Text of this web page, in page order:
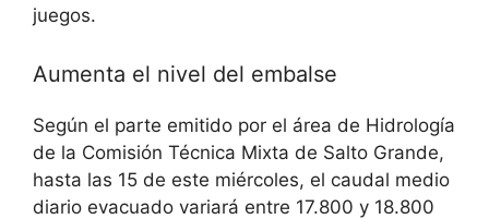
juegos.
Aumenta el nivel del embalse
Según el parte emitido por el área de Hidrología
de la Comisión Técnica Mixta de Salto Grande,
hasta las 15 de este miércoles, el caudal medio
diario evacuado variará entre 17.800 y 18.800